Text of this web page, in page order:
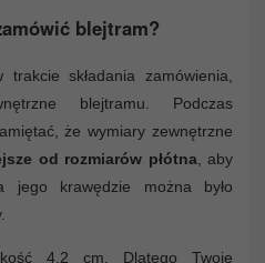
blejtram?
składania zamówienia,
blejtramu. Podczas
że wymiary zewnętrzne
od rozmiarów płótna, aby
jego krawędzie można było
4,2 cm. Dlatego Twoje